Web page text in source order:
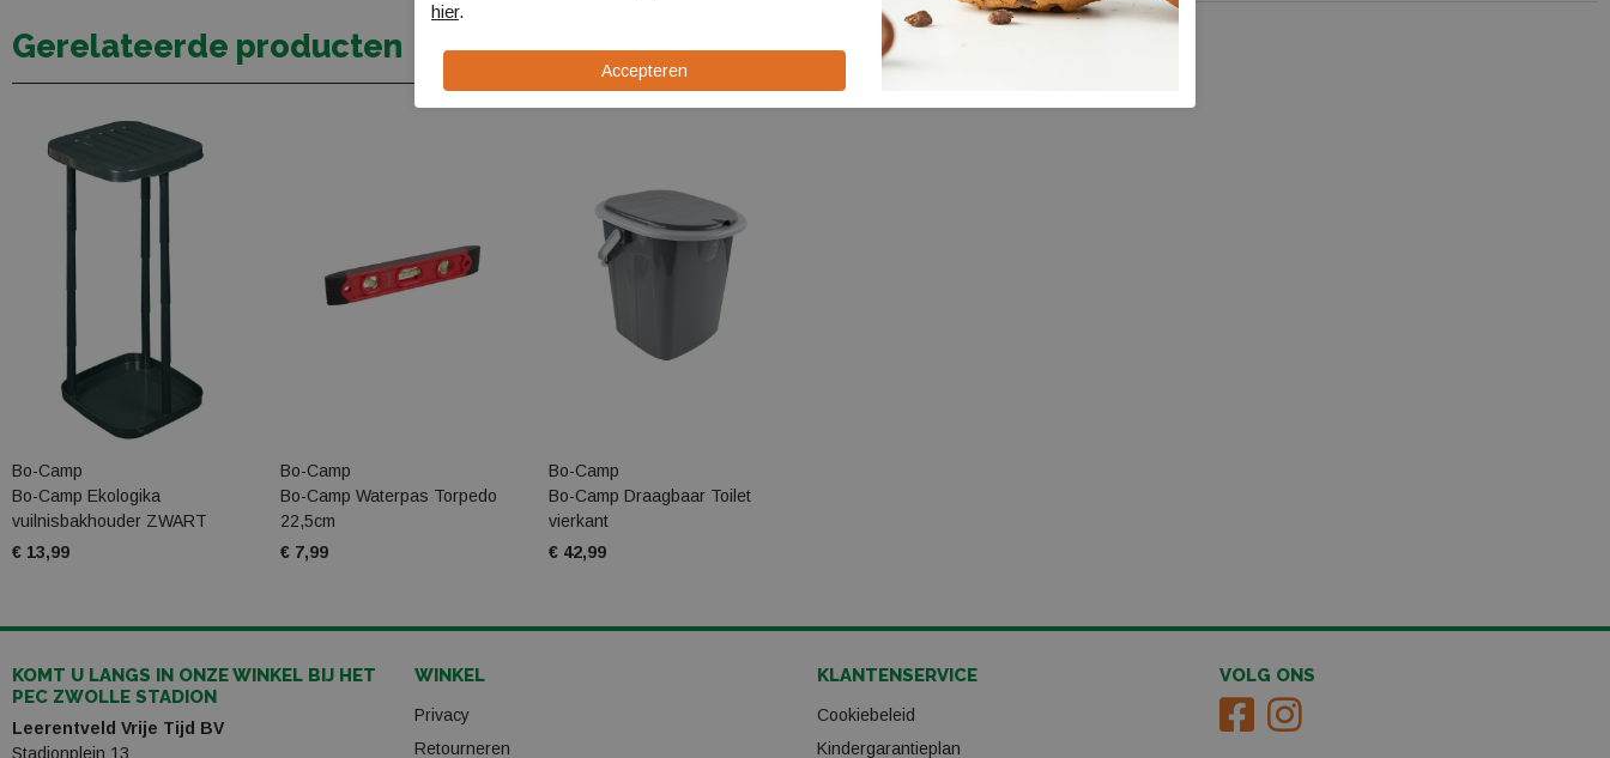
Gerelateerde producten
Bo-Camp
Bo-Camp Ekologika
vuilnisbakhouder ZWART
€ 13,99
Bo-Camp
Bo-Camp Waterpas Torpedo
22,5cm
€ 7,99
Bo-Camp
Bo-Camp Draagbaar Toilet
vierkant
€ 42,99
KOMT U LANGS IN ONZE WINKEL BIJ HET
PEC ZWOLLE STADION
Leerentveld Vrije Tijd BV
Stadionplein 13
WINKEL
Privacy
Retourneren
KLANTENSERVICE
Cookiebeleid
Kindergarantieplan
VOLG ONS
hier.